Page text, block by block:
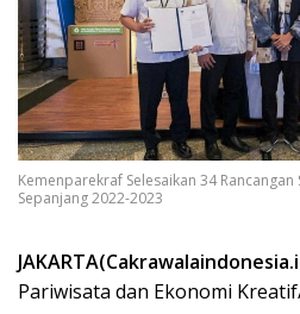
Kemenparekraf Selesaikan 34
Sepanjang 2022-2023
Pariwisata dan Ekonomi